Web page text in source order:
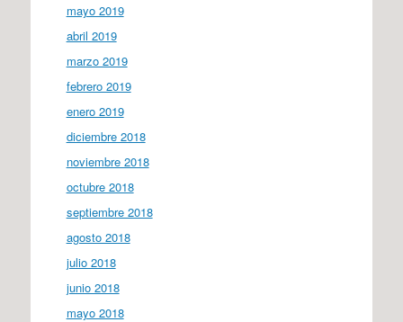
mayo 2019
abril 2019
marzo 2019
febrero 2019
enero 2019
diciembre 2018
noviembre 2018
octubre 2018
septiembre 2018
agosto 2018
julio 2018
junio 2018
mayo 2018